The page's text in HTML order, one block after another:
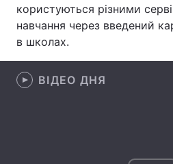
Цікавинки
Екологія
Лонгріди
користуються різними
навчання через введений
в школах.
ВІДЕО ДНЯ